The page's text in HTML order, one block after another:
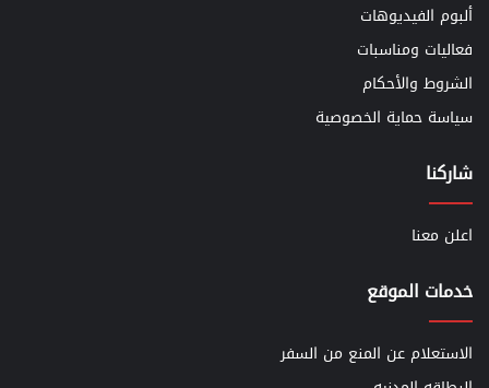
ألبوم الفيديوهات
فعاليات ومناسبات
الشروط والأحكام
سياسة حماية الخصوصية
شاركنا
اعلن معنا
خدمات الموقع
الاستعلام عن المنع من السفر